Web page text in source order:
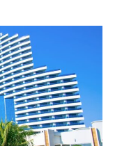
ーン
ーン